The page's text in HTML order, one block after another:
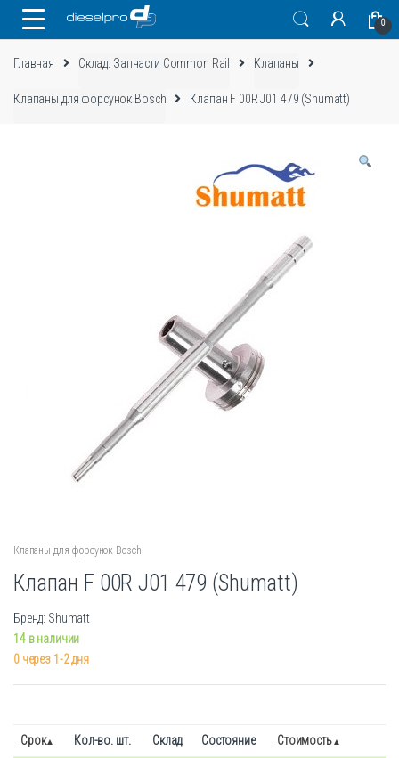
0
Главная Склад: Запчасти Common Rail Клапаны
Клапаны для форсунок Bosch Клапан F 00R J01 479 (Shumatt)
Клапаны для форсунок Bosch
Клапан F 00R J01 479 (Shumatt)
Бренд: Shumatt
14 в наличии
0 через 1-2 дня
Срок Кол-во. шт. Склад Состояние Стоимость